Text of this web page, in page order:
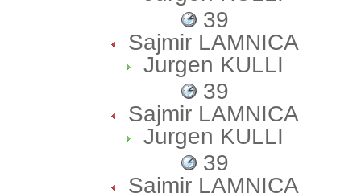
39
Sajmir LAMNICA
Jurgen KULLI
39
Sajmir LAMNICA
Jurgen KULLI
39
Sajmir LAMNICA